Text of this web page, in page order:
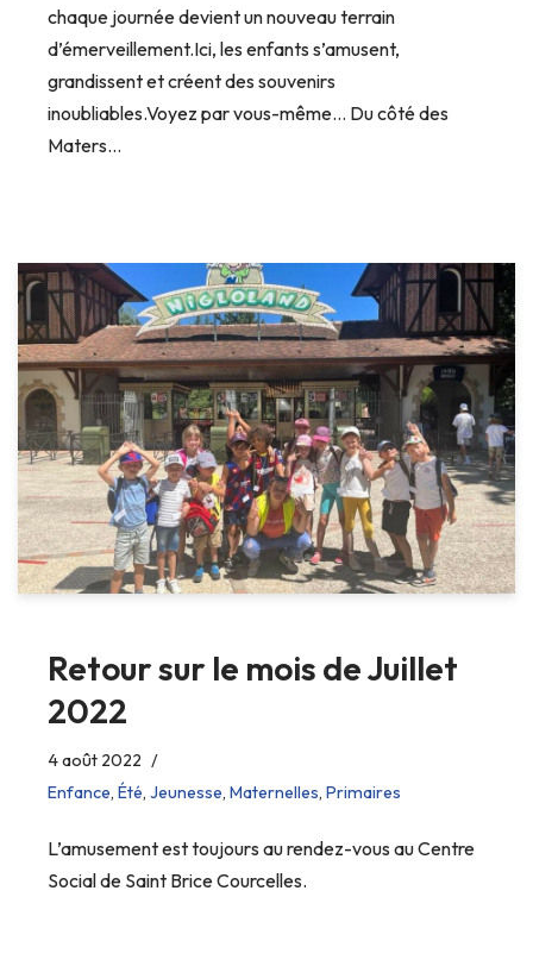
chaque journée devient un nouveau terrain
d’émerveillement.Ici, les enfants s’amusent,
grandissent et créent des souvenirs
inoubliables.Voyez par vous-même… Du côté des
Maters…
Retour sur le mois de Juillet
2022
4 août 2022
Enfance, Été, Jeunesse, Maternelles, Primaires
L’amusement est toujours au rendez-vous au Centre
Social de Saint Brice Courcelles.